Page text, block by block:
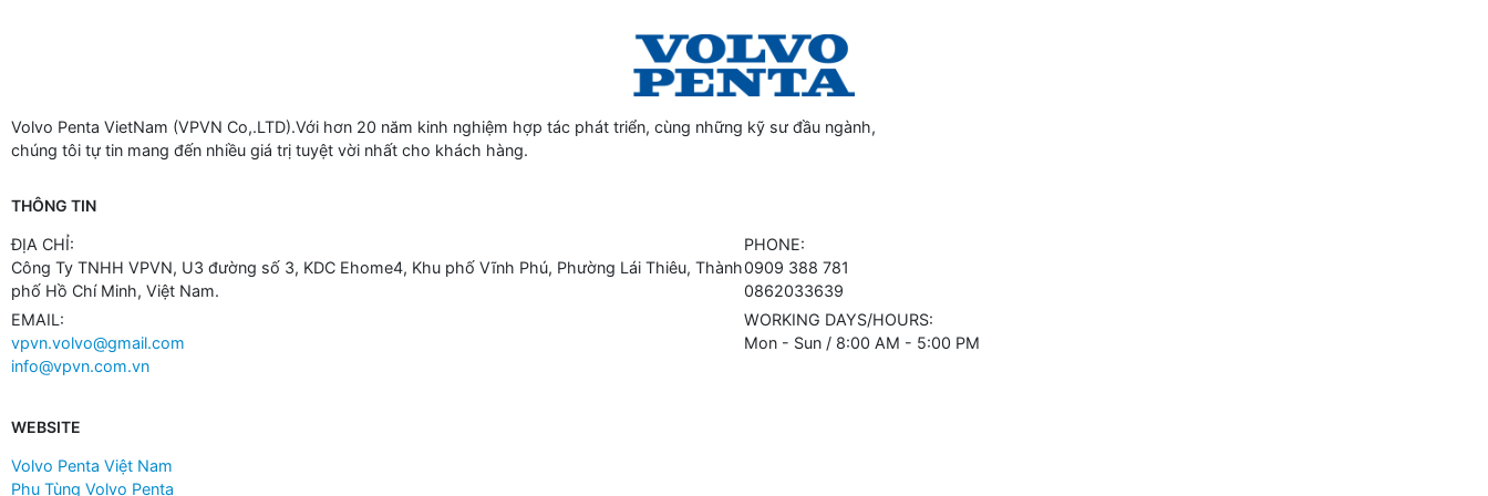
Volvo Penta VietNam (VPVN Co,.LTD).Với hơn 20 năm kinh nghiệm hợp tác phát triển, cùng những kỹ sư đầu ngành,
chúng tôi tự tin mang đến nhiều giá trị tuyệt vời nhất cho khách hàng.
THÔNG TIN
ĐỊA CHỈ:
Công Ty TNHH VPVN, U3 đường số 3, KDC Ehome4, Khu phố Vĩnh Phú, Phường Lái Thiêu, Thành
phố Hồ Chí Minh, Việt Nam.
PHONE:
0909 388 781
0862033639
EMAIL:
vpvn.volvo@gmail.com
info@vpvn.com.vn
WORKING DAYS/HOURS:
Mon - Sun / 8:00 AM - 5:00 PM
WEBSITE
Volvo Penta Việt Nam
Phụ Tùng Volvo Penta